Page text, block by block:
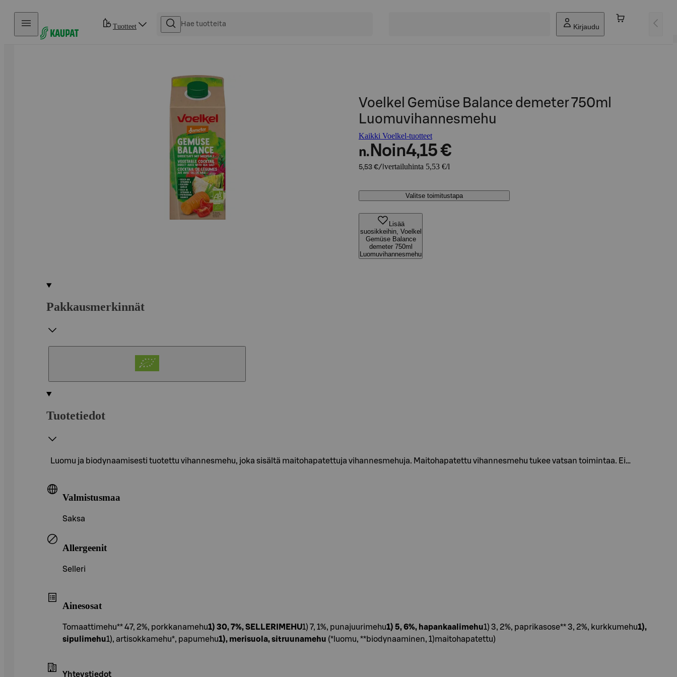
Hyppää sisältöön
Tuotteet Kirjaudu
Voelkel Gemüse Balance demeter 750ml
Luomuvihannesmehu
Kaikki Voelkel-tuotteet
n. Noin4,15 €
5,53 €/l vertailuhinta 5,53 €/l
Valitse toimitustapa
Lisää
suosikkeihin, Voelkel
Gemüse Balance
demeter 750ml
Luomuvihannesmehu
Pakkausmerkinnät
Tuotetiedot
Luomu ja biodynaamisesti tuotettu vihannesmehu, joka sisältä maitohapatettuja vihannesmehuja. Maitohapatettu vihannesmehu tukee vatsan toimintaa. Ei…
Valmistusmaa
Saksa
Allergeenit
Selleri
Ainesosat
Tomaattimehu** 47, 2%, porkkanamehu1) 30, 7%, SELLERIMEHU1) 7, 1%, punajuurimehu1) 5, 6%, hapankaalimehu1) 3, 2%, paprikasose** 3, 2%, kurkkumehu1),
sipulimehu1), artisokkamehu*, papumehu1), merisuola, sitruunamehu (*luomu, **biodynaaminen, 1)maitohapatettu)
Yhteystiedot